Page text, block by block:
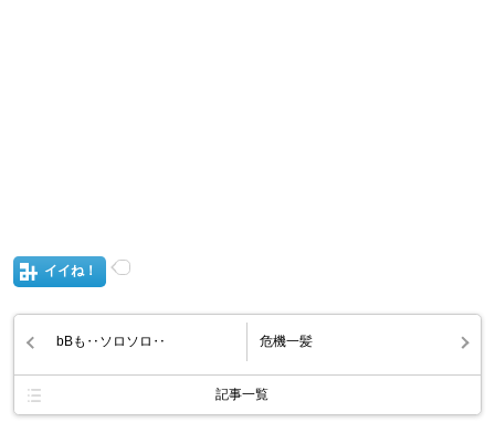
イイね！
bBも‥ソロソロ‥ 危機一髪
記事一覧